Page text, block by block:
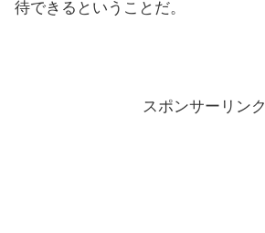
待できるということだ。
スポンサーリンク